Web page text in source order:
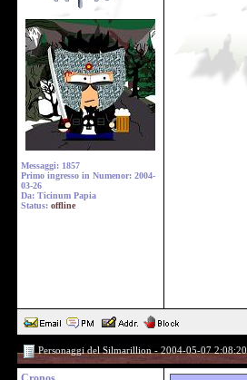
Messaggi: 1857
Primo ingresso in Numenor: 2004-
03-26
Da: Ticinum Papia
Status: offline
Personaggi del Silmarillion - 2004-05-07 2:08:20